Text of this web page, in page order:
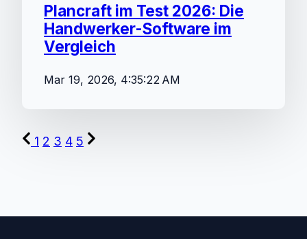
Plancraft im Test 2026: Die
Handwerker-Software im
Vergleich
Mar 19, 2026, 4:35:22 AM
1 2 3 4 5